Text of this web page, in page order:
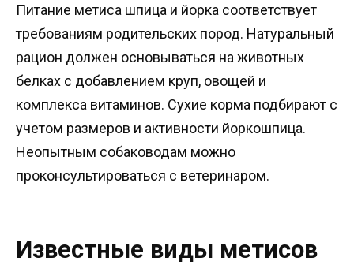
Питание метиса шпица и йорка соответствует
требованиям родительских пород. Натуральный
рацион должен основываться на животных
белках с добавлением круп, овощей и
комплекса витаминов. Сухие корма подбирают с
учетом размеров и активности йоркошпица.
Неопытным собаководам можно
проконсультироваться с ветеринаром.
Известные виды метисов